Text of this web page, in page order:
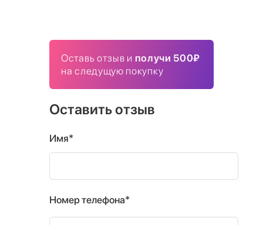
Оставь отзыв и получи 500₽
на следущую покупку
Оставить отзыв
Имя*
Номер телефона*